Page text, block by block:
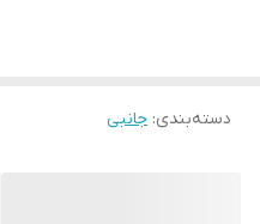
دسته‌بندی: جانبی